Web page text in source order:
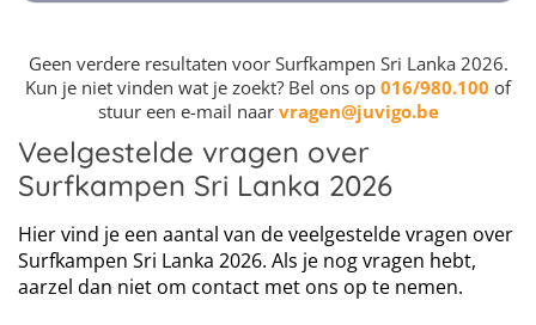
Geen verdere resultaten voor Surfkampen Sri Lanka 2026.
Kun je niet vinden wat je zoekt? Bel ons op 016/980.100 of
stuur een e-mail naar vragen@juvigo.be
Veelgestelde vragen over
Surfkampen Sri Lanka 2026
Hier vind je een aantal van de veelgestelde vragen over
Surfkampen Sri Lanka 2026. Als je nog vragen hebt,
aarzel dan niet om contact met ons op te nemen.